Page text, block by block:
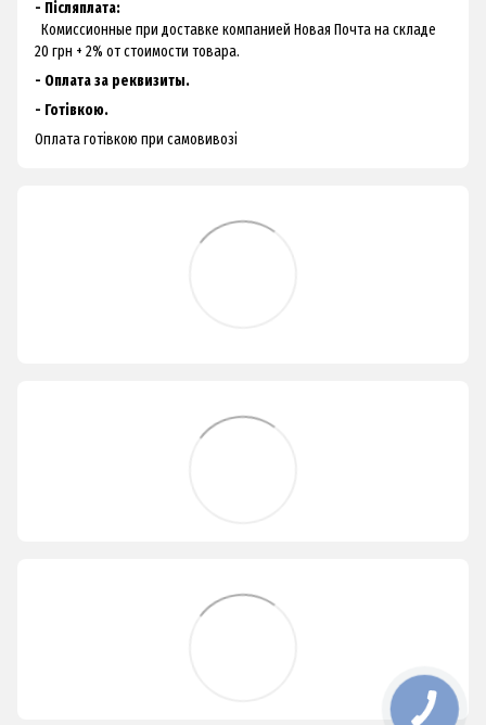
- Післяплата:
Комиссионные при доставке компанией Новая Почта на складе
20 грн + 2% от стоимости товара.
- Оплата за реквизиты.
- Готівкою.
Оплата готівкою при самовивозі